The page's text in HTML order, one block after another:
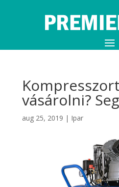
vásárolni?
aug 25, 2019 | Ipar